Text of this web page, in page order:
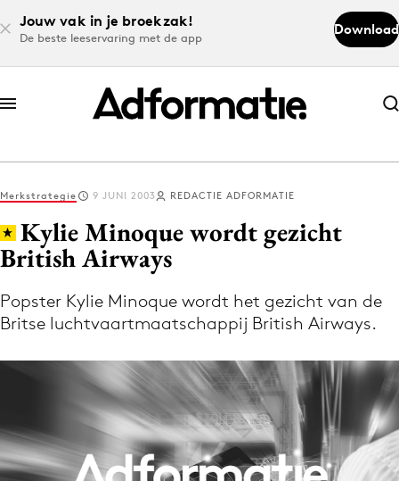
Jouw vak in je broekzak!
De beste leeservaring met de app
Download
Abonneer nu
Abonneer nu
Log in
Download de app
Volg het laatste nieuws via de Adformatie
Nieuws app
Menu
Merkstrategie 9 JUNI 2003 REDACTIE ADFORMATIE
Kylie Minoque wordt gezicht
British Airways
Popster Kylie Minoque wordt het gezicht van de
Britse luchtvaartmaatschappij British Airways.